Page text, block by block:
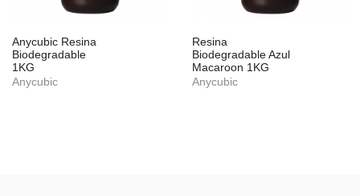
Anycubic Resina
Biodegradable
1KG
Anycubic
Resina
Biodegradable Azul
Macaroon 1KG
Anycubic